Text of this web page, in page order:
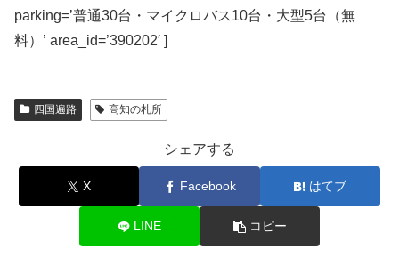
parking=’普通30台・マイクロバス10台・大型5台（無
料）’ area_id=’390202′ ]
四国遍路 高知の札所
シェアする
X Facebook はてブ
LINE コピー